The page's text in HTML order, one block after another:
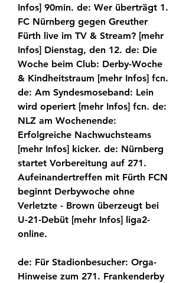
Infos] 90min. de: Wer überträgt 1.
FC Nürnberg gegen Greuther
Fürth live im TV & Stream? [mehr
Infos] Dienstag, den 12. de: Die
Woche beim Club: Derby-Woche
& Kindheitstraum [mehr Infos] fcn.
de: Am Syndesmoseband: Lein
wird operiert [mehr Infos] fcn. de:
NLZ am Wochenende:
Erfolgreiche Nachwuchsteams
[mehr Infos] kicker. de: Nürnberg
startet Vorbereitung auf 271.
Aufeinandertreffen mit Fürth FCN
beginnt Derbywoche ohne
Verletzte - Brown überzeugt bei
U-21-Debüt [mehr Infos] liga2-
online.
de: Für Stadionbesucher: Orga-
Hinweise zum 271. Frankenderby